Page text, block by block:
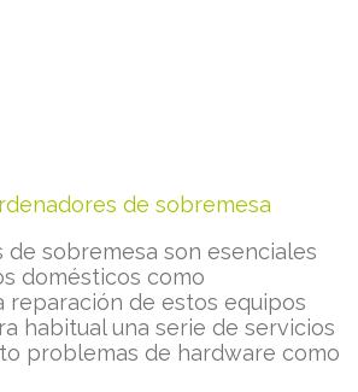
de sobremesa
de sobremesa son esenciales
domésticos como
reparación de estos equipos
habitual una serie de servicios
problemas de hardware como